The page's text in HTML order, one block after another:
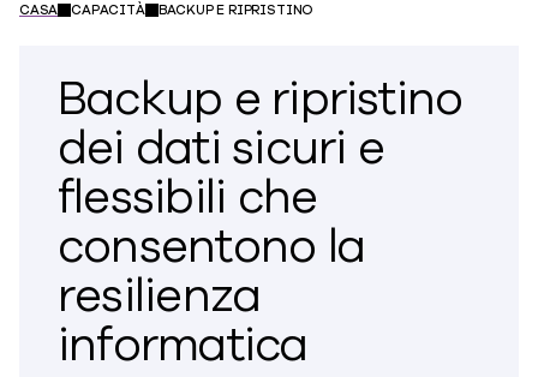
CASA CAPACITÀ BACKUP E RIPRISTINO
Backup e ripristino
dei dati sicuri e
flessibili che
consentono la
resilienza
informatica